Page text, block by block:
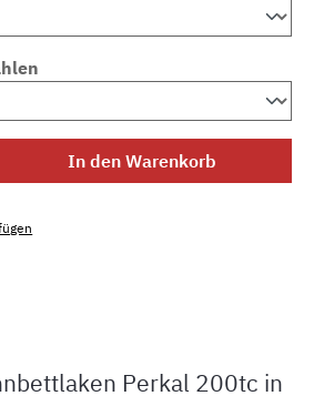
Gib den gewünschten
In den Warenkorb
Perkal 200tc in